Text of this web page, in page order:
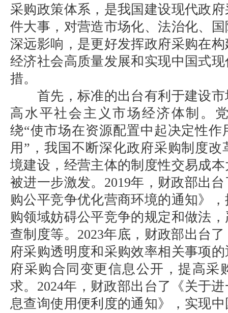
采购政策体系，是我国建设现代政
件大事，对营造市场化、法治化、
深远影响，是更好发挥政府采购在
经济社会高质量发展和实现中国式
措。
首先，标准的出台有利于建设市
高水平社会主义市场经济体制。
绕“使市场在资源配置中起决定性
用”，我国不断深化政府采购制度
境建设，经营主体的制度性交易成
被进一步激发。2019年，财政部出
购公平竞争优化营商环境的通知》
购领域妨碍公平竞争的规定和做法
查制度等。2023年底，财政部出台
府采购透明度和采购效率相关事项
府采购合同变更信息公开，提高采
求。2024年，财政部出台了《关于
息查询使用便利度的通知》，实现